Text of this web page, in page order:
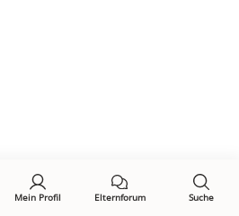
Mein Profil Elternforum Suche
@rundumsbaby_